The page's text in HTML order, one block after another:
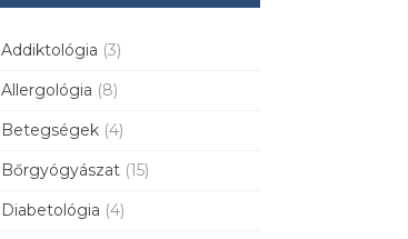
Addiktológia (3)
Allergológia (8)
Betegségek (4)
Bőrgyógyászat (15)
Diabetológia (4)